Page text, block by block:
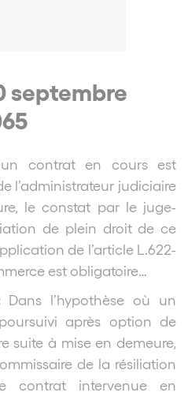
septembre
un contrat en cours est
l’administrateur judiciaire
le constat par le juge-
de plein droit de ce
de l’article L.622-
est obligatoire…
Dans l’hypothèse où un
après option de
suite à mise en demeure,
de la résiliation
intervenue en